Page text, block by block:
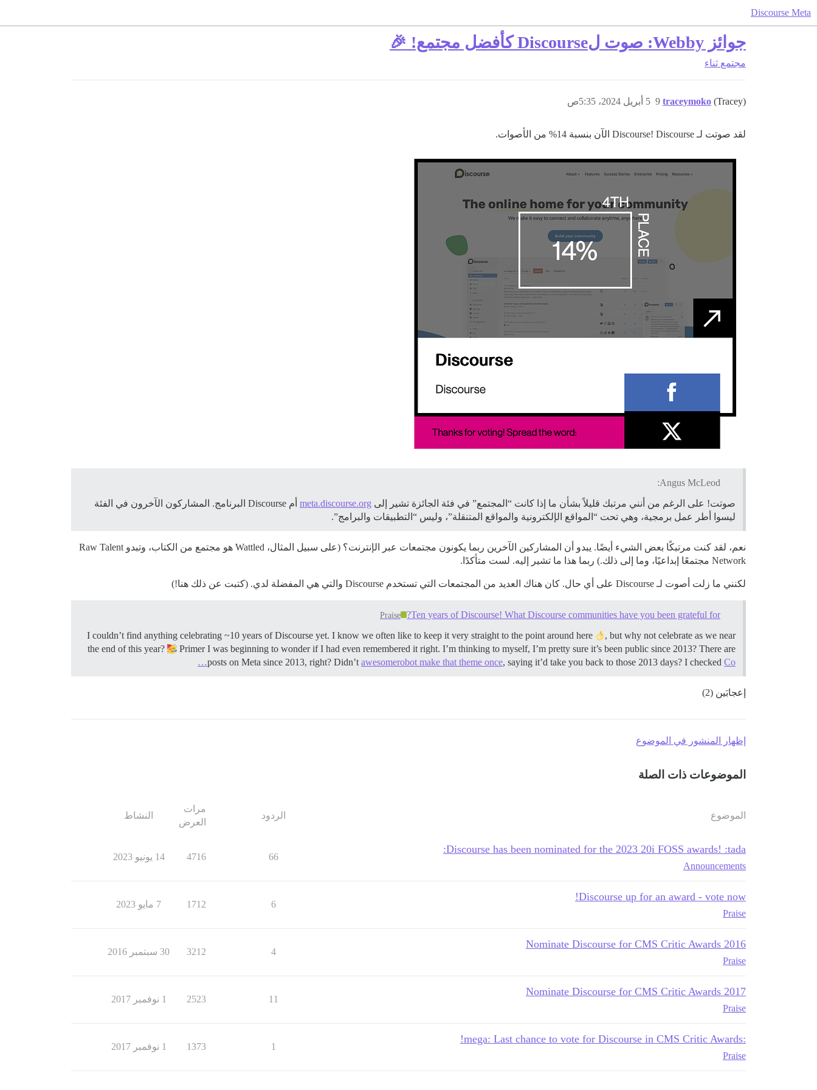
Discourse Meta
جوائز Webby: صوت لDiscourse كأفضل مجتمع! 🎉
مجتمع ثناء
traceymoko (Tracey) 5 أبريل 2024، 5:35ص 9
لقد صوتت لـ Discourse! Discourse الآن بنسبة 14% من الأصوات.
Angus McLeod:
صوتت! على الرغم من أنني مرتبك قليلاً بشأن ما إذا كانت “المجتمع” في فئة الجائزة تشير إلى meta.discourse.org
أم Discourse البرنامج. المشاركون الآخرون في الفئة
ليسوا أطر عمل برمجية، وهي تحت “المواقع الإلكترونية والمواقع المتنقلة”، وليس “التطبيقات والبرامج”.
نعم، لقد كنت مرتبكًا بعض الشيء أيضًا. يبدو أن المشاركين الآخرين ربما يكونون مجتمعات عبر الإنترنت؟ (على سبيل المثال، Wattled هو مجتمع من الكتاب، وتبدو Raw Talent
Network مجتمعًا إبداعيًا، وما إلى ذلك.) ربما هذا ما تشير إليه. لست متأكدًا.
لكنني ما زلت أصوت لـ Discourse على أي حال. كان هناك العديد من المجتمعات التي تستخدم Discourse والتي هي المفضلة لدي. (كتبت عن ذلك هنا!)
Ten years of Discourse! What Discourse communities have you been grateful for?
Praise
I couldn’t find anything celebrating ~10 years of Discourse yet. I know we often like to keep it very straight to the point around here
, but why not celebrate as we near
the end of this year?
Primer I was beginning to wonder if I had even remembered it right. I’m thinking to myself, I’m pretty sure it’s been public since 2013? There are
posts on Meta since 2013, right? Didn’t awesomerobot make that theme once, saying it’d take you back to those 2013 days? I checked Co…
إعجابَين (2)
إظهار المنشور في الموضوع
الموضوعات ذات الصلة
الموضوع الردود
مرات
العرض
النشاط
Discourse has been nominated for the 2023 20i FOSS awards! :tada:
Announcements
66
4716 14 يونيو 2023
Discourse up for an award - vote now!
Praise
6
1712 7 مايو 2023
Nominate Discourse for CMS Critic Awards 2016
Praise
4
3212 30 سبتمبر 2016
Nominate Discourse for CMS Critic Awards 2017
Praise
11
2523 1 نوفمبر 2017
:mega: Last chance to vote for Discourse in CMS Critic Awards!
Praise
1
1373 1 نوفمبر 2017